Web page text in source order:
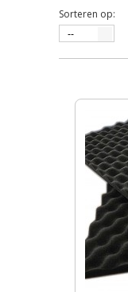
Sorteren op:
--